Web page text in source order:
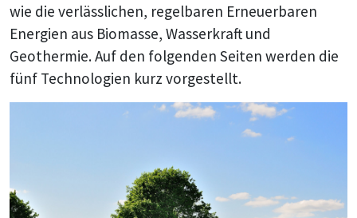
wie die verlässlichen, regelbaren Erneuerbaren
Energien aus Biomasse, Wasserkraft und
Geothermie. Auf den folgenden Seiten werden die
fünf Technologien kurz vorgestellt.